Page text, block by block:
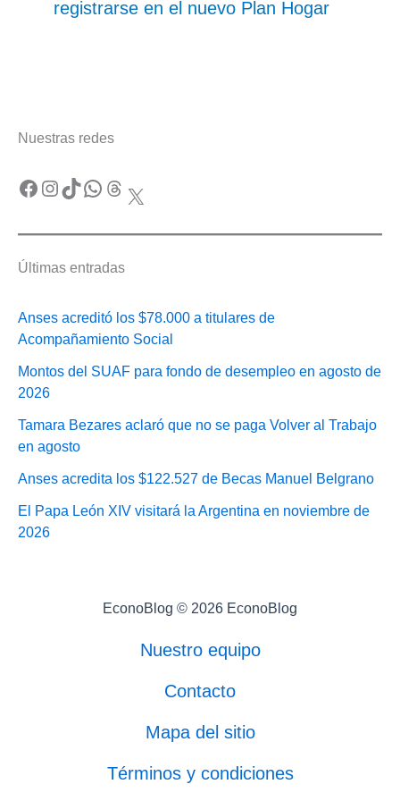
registrarse en el nuevo Plan Hogar
Nuestras redes
Facebook Instagram TikTok WhatsApp Threads X
Últimas entradas
Anses acreditó los $78.000 a titulares de
Acompañamiento Social
Montos del SUAF para fondo de desempleo en agosto de
2026
Tamara Bezares aclaró que no se paga Volver al Trabajo
en agosto
Anses acredita los $122.527 de Becas Manuel Belgrano
El Papa León XIV visitará la Argentina en noviembre de
2026
EconoBlog © 2026 EconoBlog
Nuestro equipo
Contacto
Mapa del sitio
Términos y condiciones